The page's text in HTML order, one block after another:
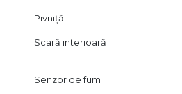
Pivniță
Scară interioară
Senzor de fum